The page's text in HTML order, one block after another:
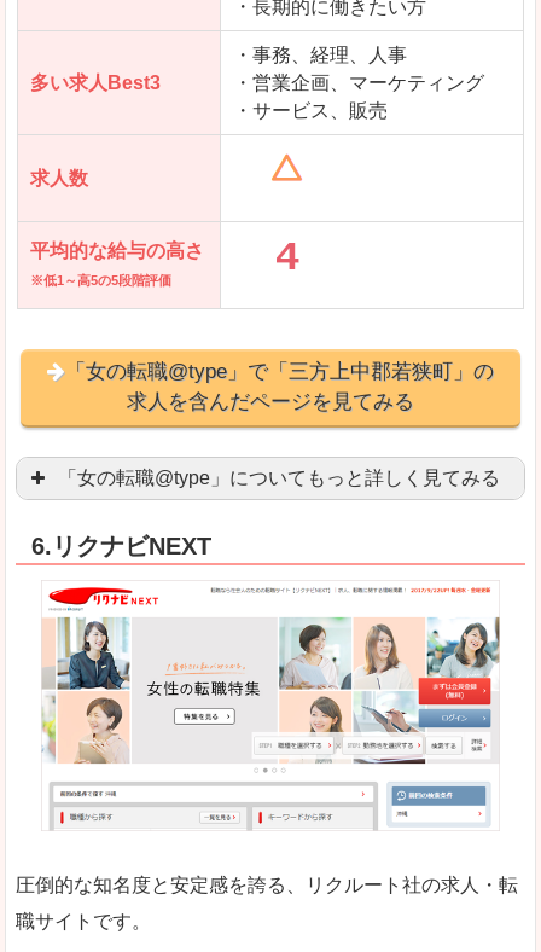
「はたらこindex」で「三方上中郡若狭町」の
求人を含んだページを見てみる
・長期的に働きたい方
多い求人Best3
・事務、経理、人事
・営業企画、マーケティング
・サービス、販売
求人数
平均的な給与の高さ
※低1～高5の5段階評価
「女の転職@type」で「三方上中郡若狭町」の
求人を含んだページを見てみる
「女の転職@type」についてもっと詳しく見てみる
良いところ
正社員求人が約80％、正社員で長く働きたい方に
働く女のワーク＆ライフマガジン「woman type
悪いところ
求人の掲載数が少ないです。
求人の掲載情報の文字が小さめで、少し見づらい
詳しい説明
女性でエンジニア職への転職をお考えの方は、こ
6.リクナビNEXT
圧倒的な知名度と安定感を誇る、リクルート社の求人・転
職サイトです。